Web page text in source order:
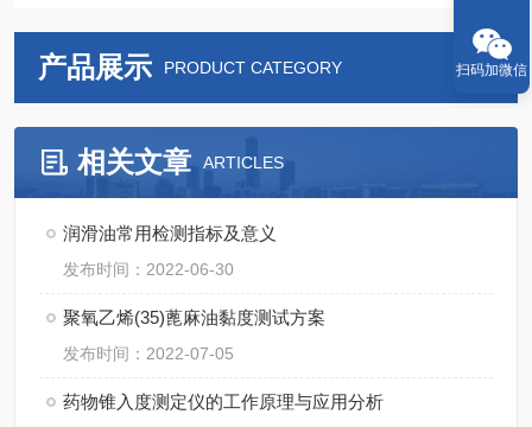
产品展示 PRODUCT CATEGORY
相关文章 ARTICLES
润滑油常用检测指标及意义
发布时间：2022-06-30
聚氧乙烯(35)蓖麻油黏度测试方案
发布时间：2022-07-05
药物锥入度测定仪的工作原理与应用分析
扫码加微信